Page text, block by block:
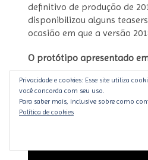
definitivo de produção de
disponibilizou alguns
ocasião em que a versão
O protótipo apresentado
Privacidade e cookies: Esse site utiliza
você concorda com seu uso.
Para saber mais, inclusive sobre como
Política de cookies